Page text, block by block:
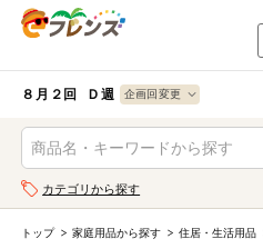
ログイン
生協加入はこちら
８月２回 Ｄ週
食品
から探す
果物
野菜
肉・ハム・ソ
ーセージ
果物すべて
カテゴリから探す
検索条件を指定してください。
も検索できます。
キーワード
トップ 家庭用品から探す 住居・生活用品